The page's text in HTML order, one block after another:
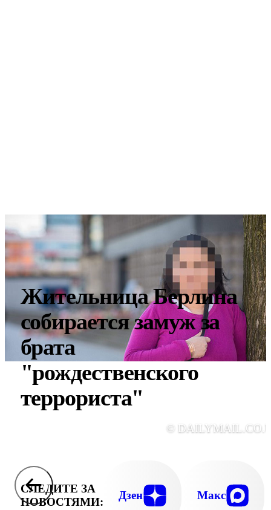
Жительница Берлина
собирается замуж за
брата
"рождественского
террориста"
©
СЛЕДИТЕ ЗА
НОВОСТЯМИ:
Дзен Макс